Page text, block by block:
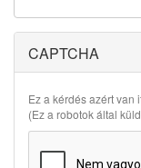
CAPTCHA
Ez a kérdés azért van
(Ez a robotok által